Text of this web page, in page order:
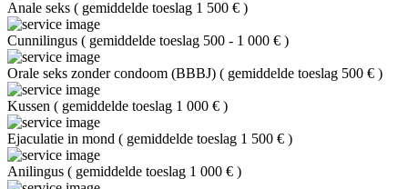
Anale seks ( gemiddelde toeslag 1 500 € )
Cunnilingus ( gemiddelde toeslag 500 - 1 000 € )
Orale seks zonder condoom (BBBJ) ( gemiddelde toeslag 500 € )
Kussen ( gemiddelde toeslag 1 000 € )
Ejaculatie in mond ( gemiddelde toeslag 1 500 € )
Anilingus ( gemiddelde toeslag 1 000 € )